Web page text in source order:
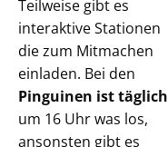
Teilweise gibt es
interaktive Stationen
die zum Mitmachen
einladen. Bei den
Pinguinen ist täglich
um 16 Uhr was los,
ansonsten gibt es